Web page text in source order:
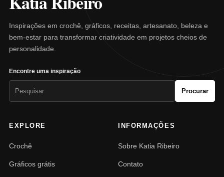
Inspirações em crochê, gráficos, receitas, artesanato, beleza e
bem-estar para transformar criatividade em projetos cheios de
personalidade.
Encontre uma inspiração
Procurar
EXPLORE
Crochê
Gráficos grátis
INFORMAÇÕES
Sobre Katia Ribeiro
Contato